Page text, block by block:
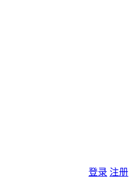
登录 注册